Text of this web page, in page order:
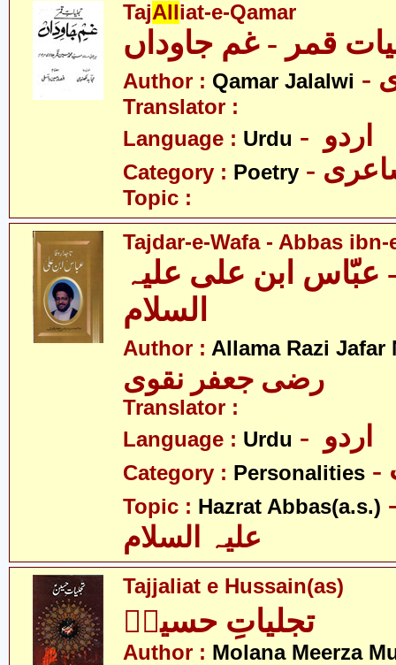
TajAlliat-e-Qamar
قمر - غم جاوداں
Author : Qamar Jalalwi
Translator :
Language : Urdu
Category : Poetry
Topic :
Tajdar-e-Wafa - Abbas ibn-
- عبّاس ابن علی علیہ
Author : Allama Razi Jafar
رضی جعفر نقوی
Translator :
Language : Urdu
Category : Personalities
Topic : Hazrat Abbas(a.s.)
علیہ السلام
Tajjaliat e Hussain(as)
تجلیاتِ حسینؑ
Author : Molana Meerza